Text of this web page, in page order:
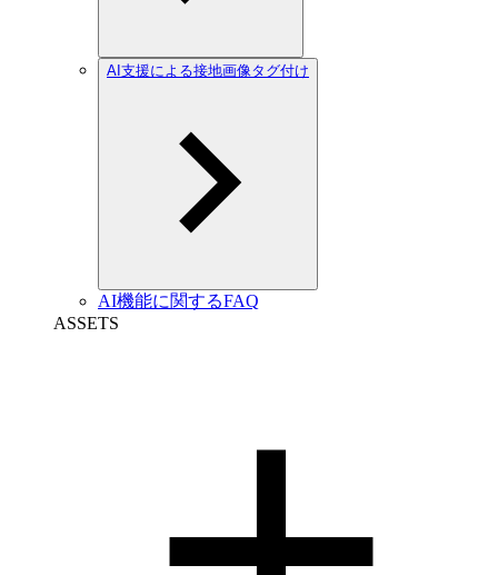
AI支援による接地画像タグ付け
AI機能に関するFAQ
ASSETS